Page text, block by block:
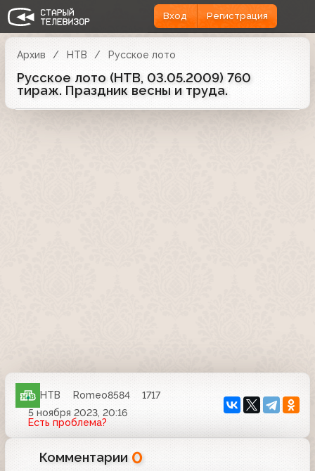
Вход Регистрация
Архив НТВ Русское лото
Русское лото (НТВ, 03.05.2009) 760
тираж. Праздник весны и труда.
НТВ Romeo8584
1717
5 ноября 2023, 20:16
Есть проблема?
Комментарии 0